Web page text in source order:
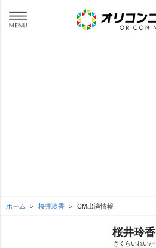
ホーム 桜井玲香 CM出演情報
桜井玲香
さくらいれいか